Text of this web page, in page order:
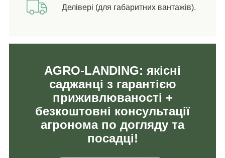
Делівері (для габаритних вантажів).
AGRO-LANDING: якісні
саджанці з гарантією
приживлюваності +
безкоштовні консультації
агронома по догляду та
посадці!